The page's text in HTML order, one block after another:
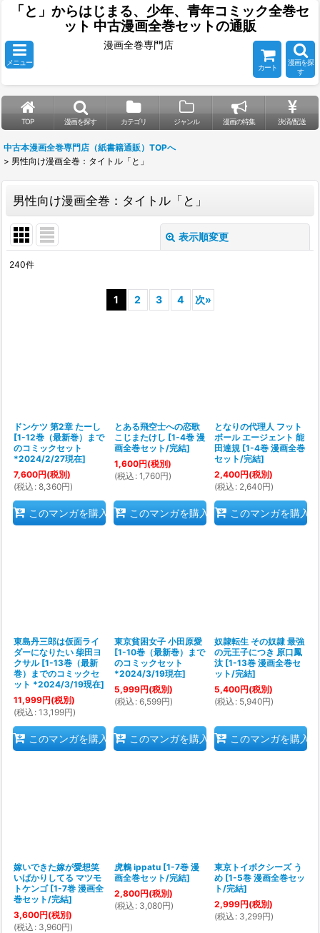
「と」からはじまる、少年、青年コミック全巻セ
ット 中古漫画全巻セットの通販
メニュー
漫画全巻専門店
カート
漫画を探
す
TOP 漫画を探す カテゴリ ジャンル 漫画の特集 決済/配送
中古本漫画全巻専門店（紙書籍通販）TOPへ
> 男性向け漫画全巻：タイトル「と」
男性向け漫画全巻：タイトル「と」
表示順変更
240件
1 2 3 4 次»
ドンケツ 第2章 たーし
[1-12巻（最新巻）まで
のコミックセット
*2024/2/27現在]
7,600円(税別)
(税込 : 8,360円)
このマンガを購入
とある飛空士への恋歌
こじまたけし [1-4巻 漫
画全巻セット/完結]
1,600円(税別)
(税込 : 1,760円)
このマンガを購入
となりの代理人 フット
ボール エージェント 能
田達規 [1-4巻 漫画全巻
セット/完結]
2,400円(税別)
(税込 : 2,640円)
このマンガを購入
東島丹三郎は仮面ライ
ダーになりたい 柴田ヨ
クサル [1-13巻（最新
巻）までのコミックセ
ット *2024/3/19現在]
11,999円(税別)
(税込 : 13,199円)
このマンガを購入
東京貧困女子 小田原愛
[1-10巻（最新巻）まで
のコミックセット
*2024/3/19現在]
5,999円(税別)
(税込 : 6,599円)
このマンガを購入
奴隷転生 その奴隷 最強
の元王子につき 原口鳳
汰 [1-13巻 漫画全巻セ
ット/完結]
5,400円(税別)
(税込 : 5,940円)
このマンガを購入
嫁いできた嫁が愛想笑
いばかりしてる マツモ
トケンゴ [1-7巻 漫画全
巻セット/完結]
3,600円(税別)
(税込 : 3,960円)
虎鶫 ippatu [1-7巻 漫
画全巻セット/完結]
2,800円(税別)
(税込 : 3,080円)
東京トイボクシーズ う
め [1-5巻 漫画全巻セッ
ト/完結]
2,999円(税別)
(税込 : 3,299円)